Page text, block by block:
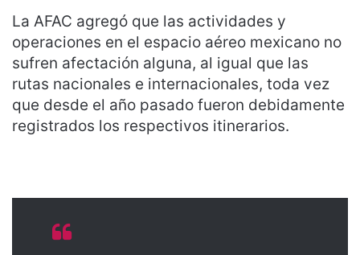
La AFAC agregó que las actividades y
operaciones en el espacio aéreo mexicano no
sufren afectación alguna, al igual que las
rutas nacionales e internacionales, toda vez
que desde el año pasado fueron debidamente
registrados los respectivos itinerarios.